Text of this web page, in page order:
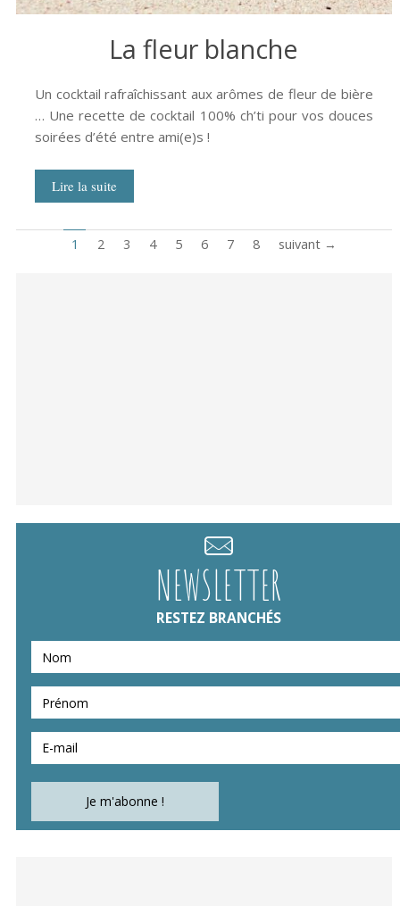
La fleur blanche
Un cocktail rafraîchissant aux arômes de fleur de bière
… Une recette de cocktail 100% ch’ti pour vos douces
soirées d’été entre ami(e)s !
Lire la suite
1 2 3 4 5 6 7 8 suivant →
NEWSLETTER
RESTEZ BRANCHÉS